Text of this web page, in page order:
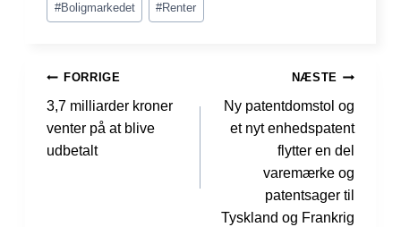
#Boligmarkedet #Renter
INDLÆGSNAVIGATION
FORRIGE
3,7 milliarder kroner
venter på at blive
udbetalt
NÆSTE
Ny patentdomstol og
et nyt enhedspatent
flytter en del
varemærke og
patentsager til
Tyskland og Frankrig